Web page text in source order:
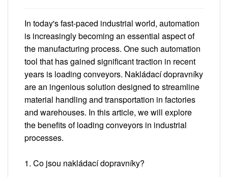
In today's fast-paced industrial world, automation
is increasingly becoming an essential aspect of
the manufacturing process. One such automation
tool that has gained significant traction in recent
years is loading conveyors. Nakládací dopravníky
are an ingenious solution designed to streamline
material handling and transportation in factories
and warehouses. In this article, we will explore
the benefits of loading conveyors in industrial
processes.
1. Co jsou nakládací dopravníky?